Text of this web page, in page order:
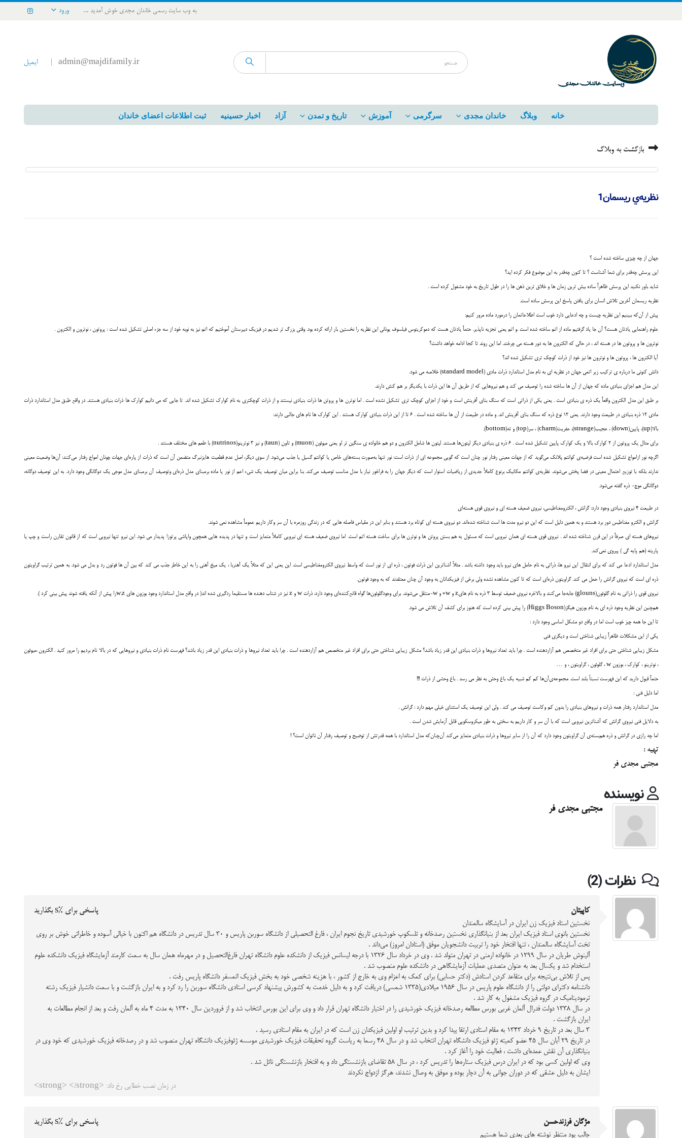
به وب سایت رسمی خاندان مجدی خوش آمدید ... ورود
admin@majdifamily.ir ایمیل
خانه وبلاگ خاندان مجدی سرگرمی آموزش تاریخ و تمدن آزاد اخبار حسینیه ثبت اطلاعات اعضای خاندان
بازگشت به وبلاگ
نظريه‌ي ريسمان1
جهان از چه چيزي ساخته شده است ؟
اين پرسش چه‌قدر براي شما آشناست ؟ تا کنون چه‌قدر به اين موضوع فکر کرده ايد؟
شايد باور نکنيد اين پرسش ظاهراً ساده بيش ترين زمان ها و خلاق ترين ذهن ها را در طول تاريخ به خود مشغول کرده است .
نظريه ريسمان آخرين تلاش انسان براي يافتن پاسخ اين پرسش ساده است.
پيش از آن‌که ببينيم اين نظريه چيست و چه ادعايي دارد خوب است اطلاعاتمان را درمورد ماده مرور کنيم:
علوم راهنمايي يادتان هست؟ آن جا ياد گرفتيم ماده از اتم ساخته شده است .و اتم يعني تجزيه ناپذير. حتماً يادتان هست که دموکريتوس فيلسوف يوناني اين نظريه را نخستين بار ارائه کرده بود. وقتي بزرگ تر شديم در فيزيک دبيرستان آموختيم که اتم نيز به نوبه خود از سه جزء اصلي تشکيل شده است : پروتون ، نوترون و الکترون .
نوترون ها و پروتون ها در هسته اند ، در حالي که الکترون ها به دور هسته مي چرخند. اما اين روند تا کجا ادامه خواهد داشت؟
آيا الکترون ها ، پروتون ها و نوترون ها نيز خود از ذرات کوچک تري تشکيل شده اند؟
دانش کنوني ما درباره ي ترکيب زير اتمي جهان در نظريه اي به نام مدل استاندارد ذرات مادي (standard model) خلاصه مي شود.
اين مدل هم اجزاي بنيادي ماده که جهان از آن ها ساخته شده را توصيف مي کند و هم نيروهايي که از طريق آن ها اين ذرات با يکديگر بر هم کنش دارند.
بر طبق اين مدل الکترون واقعاً يک ذره ي بنيادي است . يعني يکي از ذراتي است که سنگ بناي آفرينش است و خود از اجزاي کوچک تري تشکيل نشده است . اما نوترن ها و پروتن ها ذرات بنيادي نيستند و از ذرات کوچکتري به نام کوارک تشکيل شده اند. تا جايي که مي دانيم کوارک ها ذرات بنيادي هستند. در واقع طبق مدل استاندارد ذرات
مادي 12 ذره بنيادي در طبيعت وجود دارند. يعني 12 نوع ذره که سنگ بناي آفرينش اند. و ماده در طبيعت از آن ها ساخته شده است . 6 تا از اين ذرات بنيادي کوارک هستند . اين کوارک ها نام هاي جالبي دارند:
بالا(up)، پايين(down) ، عجيب(strange)، عفريت(charm) ، سر(top) و ته(bottom).
براي مثال يک پروتون از 2 کوارک بالا و يک کوارک پايين تشکيل شده است . 6 ذره ي بنيادي ديگر لپتون‌ها هستند. لپتون ها شامل الکترون و دو هم خانواده ي سنگين تر او يعني ميوئون (muon) و تاون (taun) و نيز 3 نوترينو(nutrinos) با طعم هاي مختلف هستند .
اگر‌چه نور ازامواج تشكيل شده است فرضيه‌ي كوانتم پلانك مي‌گويد كه از جهات معيني رفتار نور چنان است كه گويي مجموعه اي از ذرات است: نور تنها به‌صورت بسته‌هاي خاص يا كوانتم‌ گسيل يا جذب مي‌شود. از سوي ديگر، اصل عدم قطعيت هايزنبرگ متضمن آن است كه ذرات از پاره‌اي جهات چونان امواج رفتار مي‌كنند: آن‌ها وضعيت معيني
ندارند بلكه با توزيع احتمال معيني در فضا پخش مي‌شوند. نظريه‌ي كوانتم مكانيك برنوع كاملاً جديدي از رياضيات استوار است كه ديگر جهان را به فراخور نياز با مدل مناسب توصيف مي‌كند. بنا براين ميان توصيف يك شي‌ء اعم از نور يا ماده برمبناي مدل ذره‌اي وتوصيف آن برمبناي مدل موجي يك دوگانگي وجود دارد. به اين توصيف دوگانه،
دوگانگي موج- ذره گفته مي‌شود.
در طبيعت 4 نيروي بنيادي وجود دارد: گرانش ، الکترومغناطيسي، نيروي ضعيف هسته اي و نيروي قوي هسته‌اي
گرانش و الکترو مغناطيس دور برد هستند و به همين دليل است که اين دو نيرو مدت ها است شناخته شده‌اند. دو نيروي هسته اي کوتاه برد هستند و بنابر اين در مقياس فاصله هايي كه در زندگي روزمره با آن سر وكار داريم عموماً مشاهده نمي شوند.
نيروهاي هسته اي صرفاً در اين قرن شناخته شده اند . نيروي قوي هسته اي همان نيرويي است كه مسئول به هم بستن پروتن ها و نوترن ها براي ساخت هسته اتم است. اما نيروي ضعيف هسته اي نيرويي کاملاً متمايز است و تنها در پديده هايي همچون واپاشي پرتوزا پديدار مي شود. اين نيرو تنها نيرويي است که از قانون تقارن راست و چپ يا
پاريته (هم پايه گي ) پيروي نمي‌كند.
مدل استاندارد ادعا مي کند که براي انتقال اين نيرو ها، ذراتي به نام حامل هاي نيرو بايد وجود داشته باشد . مثلاً آشناترين اين ذرات فوتون ، ذره اي از نور است که واسط نيروي الکترومغناطيسي است. اين يعني اين که مثلاً يک آهنربا ، يک ميخ آهني را به اين خاطر جذب مي کند که بين آن ها فوتون رد و بدل مي شود. به همين ترتيب گراويتون
ذره اي است که نيروي گرانش را حمل مي کند. گراويتون ذره‌اي است كه تا کنون مشاهده نشده ولي برخي از فيزيکدانان به وجود آن چنان معتقدند که به وجود فوتون.
نيروي قوي را ذراتي به نام گلوئون(glouns) جابه‌جا مي‌كنند و بالاخره نيروي ضعيف توسط 3 ذره به نام هايz و w+ و w-منتقل مي‌شوند. براي وجودگلوئون‌ها گواه قانع‌كننده‌اي وجود دارد، ذرات w و z نيز در شتاب دهنده ها مستقيما ردگيري شده اند( در واقع مدل استاندارد وجود بوزون هاي w,zرا پيش از آنکه يافته شوند پيش بيني کرد ).
هم‌چنين اين نظريه وجود ذره اي به نام بوزون هيگز(Higgs Boson) را پيش بيني کرد‌ه است که هنوز براي کشف آن تلاش مي شود.
تا اين جا همه چيز خوب است اما در واقع دو مشکل اساسي وجود دارد :
يکي از اين مشکلات ظاهراً زيبايي شناختي است و ديگري فني
مشکل زيبايي شناختي حتي براي افراد غير متخصص هم آزاردهنده است . چرا بايد تعداد نيروها و ذرات بنيادي اين قدر زياد باشد؟ مشکل زيبايي شناختي حتي براي افراد غير متخصص هم آزاردهنده است . چرا بايد تعداد نيروها و ذرات بنيادي اين قدر زياد باشد؟ فهرست نام ذرات بنيادي و نيروهايي که در بالا نام برديم را مرور کنيد . الکترون ،ميوئون
، نوترينو ، کوارک ، بوزون w ، گلوئون ، گراويتون ، و …
حتماً قبول داريد که اين فهرست نسبتاََ بلند است. مجموعه‌ي‌آن‌ها کم کم شبيه يک باغ وحش به نظر مي رسد . باغ وحشي از ذرات !!!
اما دليل فني :
مدل استاندارد رفتار همه ذرات و نيروهاي بنيادي را بدون کم وکاست توصيف مي کند . ولي اين توصيف يک استثناي خيلي مهم دارد : گرانش .
به دلايل فني نيروي گرانش که آشناترين نيرويي است که با آن سر و کار داريم به سختي به طور ميکروسکوپي قابل آزمايش شدن است .
اما چه رازي در گرانش و ذره هم‌بسته‌ي آن گراويتون وجود دارد که آن را از ساير نيروها و ذرات بنيادي متمايز مي‌کند آن‌چنان‌که مدل استاندارد با همه قدرتش از توضيح و توصيف رفتار آن ناتوان است؟ !
تهیه :
مجتبی مجدی فر
نویسنده
مجتبی مجدی فر
نظرات (2)
كاپيتان پاسخی برای %s بگذارید
نخستين استاد فيزيك زن ايران در آسايشگاه سالمندان
نخستين بانوي استاد فيزيك ايران بعد از بنيانگذاري نخستين رصدخانه و تلسكوپ خورشيدي تاريخ نجوم ايران ، فارغ التحصيلي از دانشگاه سوربن پاريس و 30 سال تدريس در دانشگاه هم اكنون با خيالي آسوده و خاطراتي خوش بر روي
تخت آسايشگاه سالمندان ، تنها افتخار خود را تربيت دانشجويان موفق (استادان امروز) مي‌داند .
آلينوش طريان در سال 1299 در خانواده ارمني در تهران متولد شد . وي در خرداد سال 1326 با درجه ليسانس فيزيك از دانشكده علوم دانشگاه تهران فارغ‌التحصيل و در مهرماه همان سال به سمت كارمند آزمايشگاه فيزيك دانشكده علوم
استخدام شد و يكسال بعد به عنوان متصدي عمليات آزمايشگاهي در دانشكده علوم منصوب شد .
پس از تلاش بي‌نتيجه براي متقاعد كردن استادش (دكتر حسابي) براي كمك به اعزام وي به خارج از كشور ، با هزينه شخصي خود به بخش فيزيك اتمسفر دانشگاه پاريس رفت .
دانشنامه دكتراي دولتي را از دانشگاه علوم پاريس در سال 1956 ميلادي(1335 شمسي) دريافت كرد و به دليل خدمت به كشورش پيشنهاد كرسي استادي دانشگاه سوربن را رد كرد و به ايران بازگشت و با سمت دانشيار فيزيك رشته
ترموديناميك در گروه فيزيك مشغول به كار ‌شد .
در سال 1338 دولت فدرال آلمان غربي بورس مطالعه رصد‌خانه فيزيك خورشيدي را در اختيار دانشگاه تهران قرار داد و وي براي اين بورس انتخاب شد و از فروردين سال 1340 به مدت 4 ماه به آلمان رفت و بعد از انجام مطالعات به
ايران بازگشت .
3 سال بعد در تاريخ 9 خرداد 1343 به مقام استادي ارتقا پيدا كرد و بدين ترتيب او اولين فيزيكدان زن است كه در ايران به مقام استادي رسيد .
در تاريخ 29 آبان سال 45 عضو كميته ژئو فيزيك دانشگاه تهران انتخاب شد و در سال 48 رسما به رياست گروه تحقيقات فيزيك خورشيدي موسسه ژئوفيزيك دانشگاه تهران منصوب شد و در رصدخانه فيزيك خورشيدي كه خود وي در
بنيانگذاري آن نقش عمده‌اي داشت ، فعاليت خود را آغاز كرد .
وي كه اولين كسي بود كه در ايران درس فيزيك ستاره‌ها را تدريس كرد ، در سال 58 تقاضاي بازنشستگي داد و به افتخار بازنشستگي نائل شد .
ایشان به دلیل عشقی که در دوران جوانی به آن دچار بوده و موفق به وصال نشدند، هرگز ازدواج نکردند
در زمان نصب خطایی رخ داد: <strong> </strong>
مژگان فرزندحسن پاسخی برای %s بگذارید
جالب بود منتظر نوشته های بعدی شما هستیم